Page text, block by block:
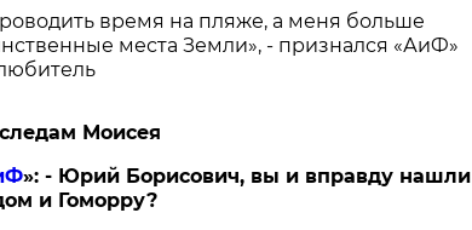
время на пляже, а меня больше
места Земли», - признался «АиФ»
Моисея
»: - Юрий Борисович, вы и вправду нашли
и Гоморру?